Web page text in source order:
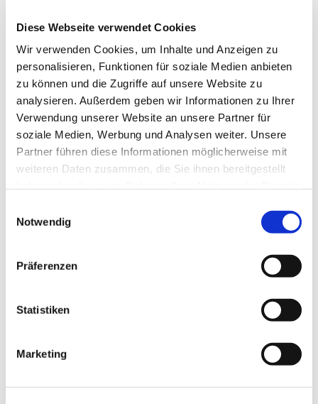
Diese Webseite verwendet Cookies
Wir verwenden Cookies, um Inhalte und Anzeigen zu
personalisieren, Funktionen für soziale Medien anbieten
zu können und die Zugriffe auf unsere Website zu
analysieren. Außerdem geben wir Informationen zu Ihrer
Verwendung unserer Website an unsere Partner für
soziale Medien, Werbung und Analysen weiter. Unsere
Partner führen diese Informationen möglicherweise mit
weiteren Daten zusammen, die Sie ihnen bereitgestellt
Notwendig
Präferenzen
Statistiken
Marketing